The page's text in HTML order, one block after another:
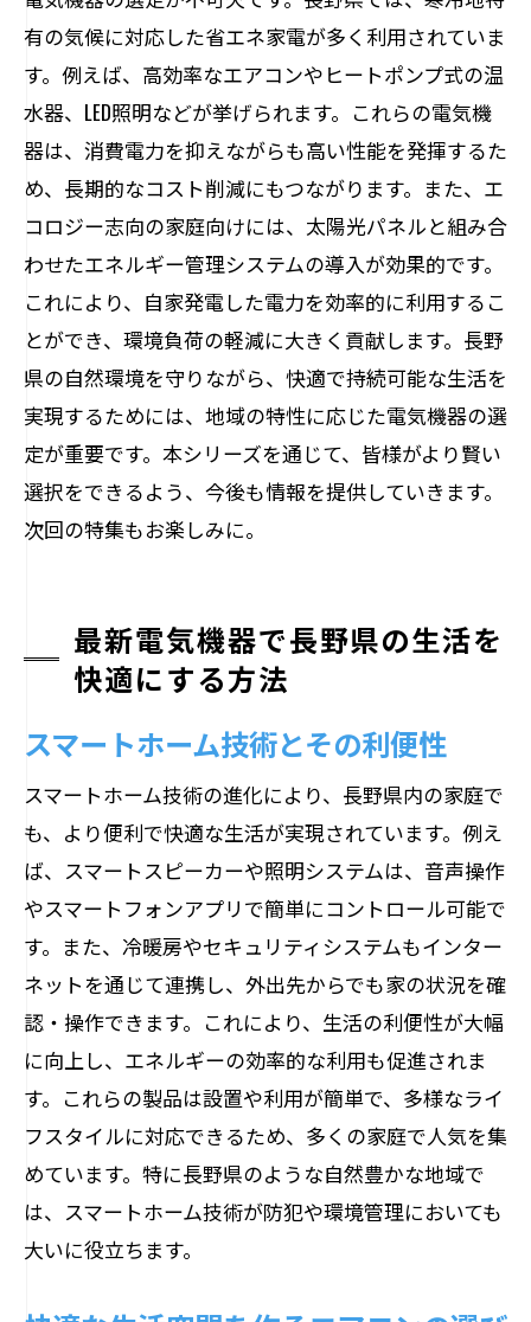
長野県の企業が選ぶ業務用電気機器の特
徴
電気機器の長期利用を考えたメンテナン
ス方法
有の気候に対応した省エネ家電が多く利用されていま
す。例えば、高効率なエアコンやヒートポンプ式の温
水器、LED照明などが挙げられます。これらの電気機
器は、消費電力を抑えながらも高い性能を発揮するた
め、長期的なコスト削減にもつながります。また、エ
コロジー志向の家庭向けには、太陽光パネルと組み合
わせたエネルギー管理システムの導入が効果的です。
これにより、自家発電した電力を効率的に利用するこ
とができ、環境負荷の軽減に大きく貢献します。長野
県の自然環境を守りながら、快適で持続可能な生活を
実現するためには、地域の特性に応じた電気機器の選
定が重要です。本シリーズを通じて、皆様がより賢い
選択をできるよう、今後も情報を提供していきます。
次回の特集もお楽しみに。
最新電気機器で長野県の生活を
快適にする方法
スマートホーム技術とその利便性
スマートホーム技術の進化により、長野県内の家庭で
も、より便利で快適な生活が実現されています。例え
ば、スマートスピーカーや照明システムは、音声操作
やスマートフォンアプリで簡単にコントロール可能で
す。また、冷暖房やセキュリティシステムもインター
ネットを通じて連携し、外出先からでも家の状況を確
認・操作できます。これにより、生活の利便性が大幅
に向上し、エネルギーの効率的な利用も促進されま
す。これらの製品は設置や利用が簡単で、多様なライ
フスタイルに対応できるため、多くの家庭で人気を集
めています。特に長野県のような自然豊かな地域で
は、スマートホーム技術が防犯や環境管理においても
大いに役立ちます。